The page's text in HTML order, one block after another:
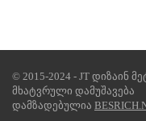
© 2015-2024 - JT დიზაინ
მხატვრული დამუშავება
დამზადებულია